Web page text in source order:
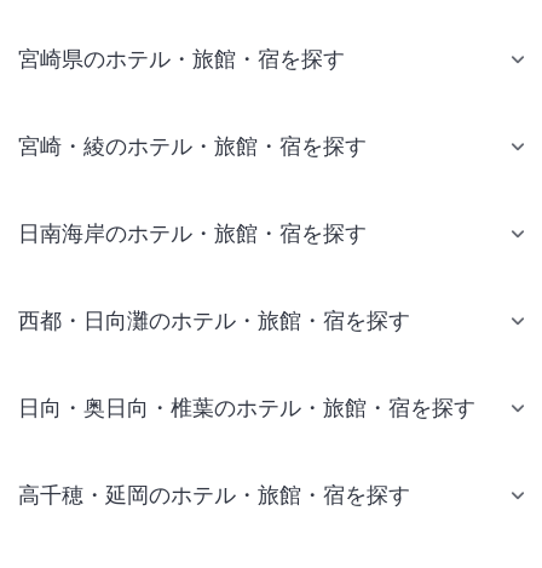
宮崎県のホテル・旅館・宿を探す
宮崎・綾のホテル・旅館・宿を探す
日南海岸のホテル・旅館・宿を探す
西都・日向灘のホテル・旅館・宿を探す
日向・奥日向・椎葉のホテル・旅館・宿を探す
高千穂・延岡のホテル・旅館・宿を探す